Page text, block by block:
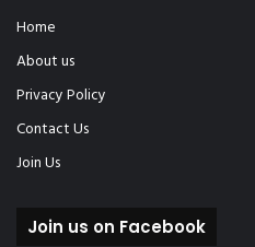
Home
About us
Privacy Policy
Contact Us
Join Us
Join us on Facebook